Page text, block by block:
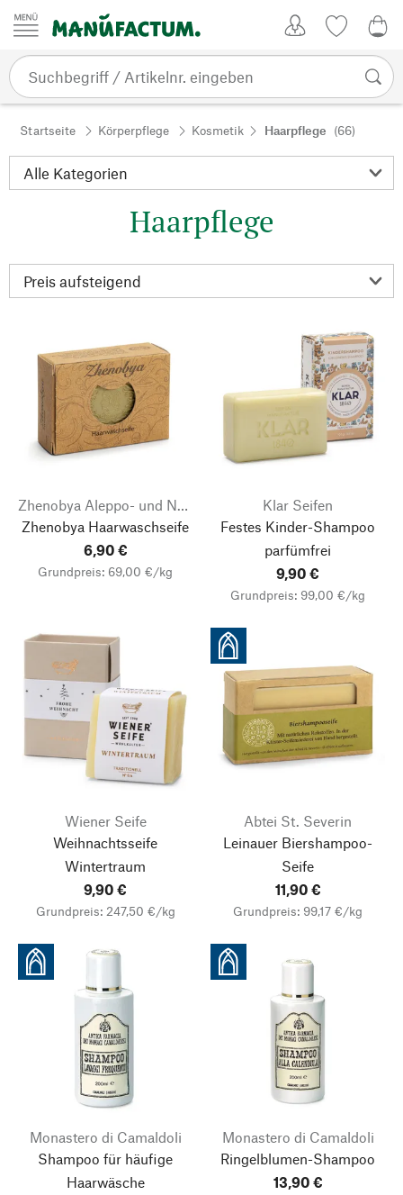
Zum Inhalt springen
Startseite Körperpflege Kosmetik Haarpflege (66)
Haarpflege
Zhenobya Aleppo- und Naturseifen
Zhenobya Haarwaschseife
6,90 €
Grundpreis: 69,00 €/kg
Klar Seifen
Festes Kinder-Shampoo
parfümfrei
9,90 €
Grundpreis: 99,00 €/kg
Wiener Seife
Weihnachtsseife
Wintertraum
9,90 €
Grundpreis: 247,50 €/kg
Abtei St. Severin
Leinauer Biershampoo-
Seife
11,90 €
Grundpreis: 99,17 €/kg
Monastero di Camaldoli
Shampoo für häufige
Haarwäsche
Monastero di Camaldoli
Ringelblumen-Shampoo
13,90 €